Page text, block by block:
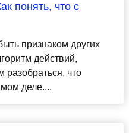
понять, что с
признаком других
действий,
разобраться, что
деле....